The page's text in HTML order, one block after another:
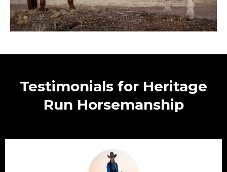
Testimonials for Heritage
Run Horsemanship